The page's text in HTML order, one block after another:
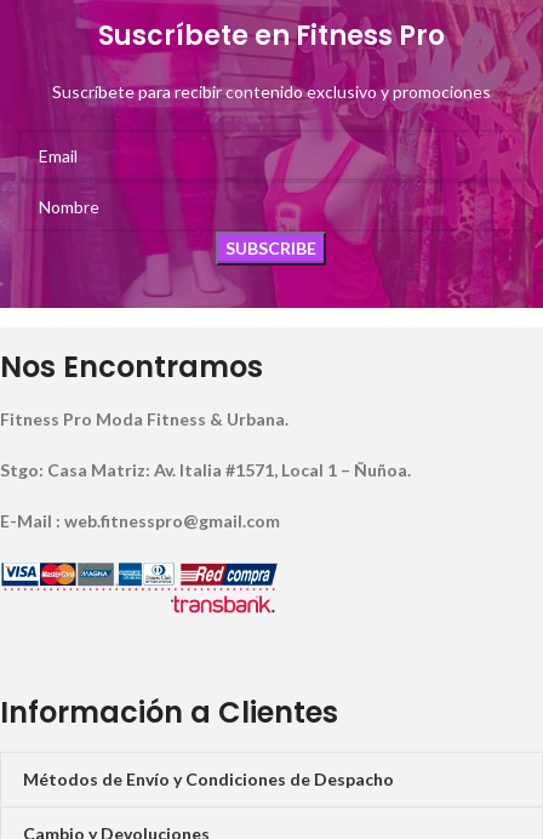
Suscríbete en Fitness Pro
Suscríbete para recibir contenido exclusivo y promociones
Nos Encontramos
Fitness Pro Moda Fitness & Urbana.
Stgo: Casa Matriz: Av. Italia #1571, Local 1 – Ñuñoa.
E-Mail : web.fitnesspro@gmail.com
Información a Clientes
Métodos de Envío y Condiciones de Despacho
Cambio y Devoluciones